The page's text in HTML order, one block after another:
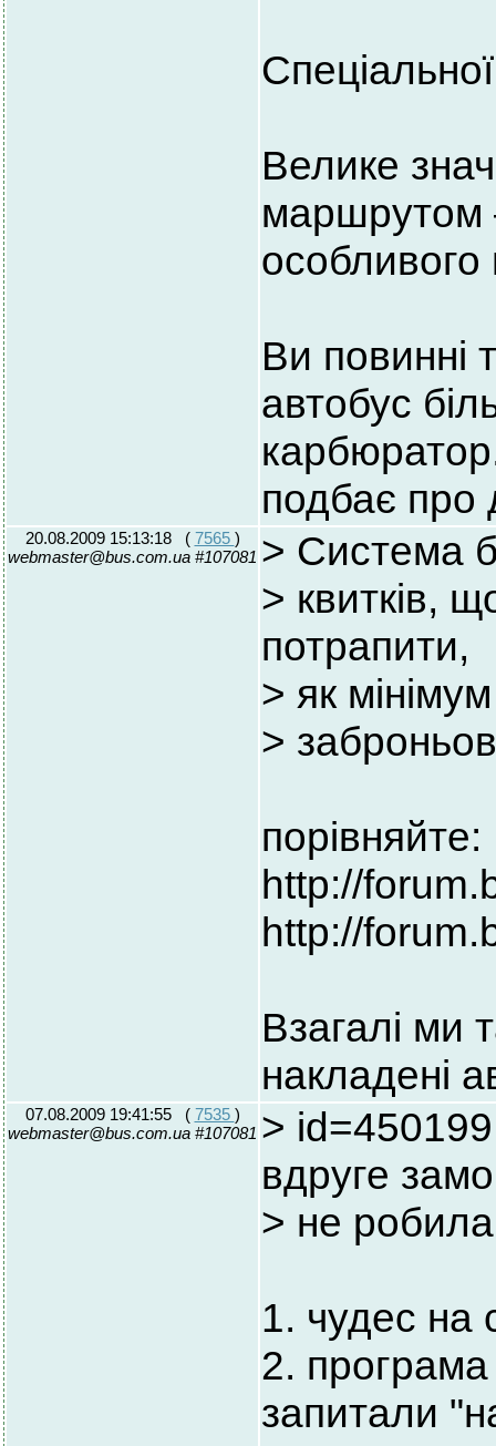
Велике
маршрутом
особливого
Ви повинні
автобус
подбає про
20.08.2009 15:13:18 ( 7565 )
webmaster@bus.com.ua #107081 > Система
> квитків,
потрапити,
> як
>
порівняйте:
http://
http://
Взагалі ми
накладені
07.08.2009 19:41:55 ( 7535 )
webmaster@bus.com.ua #107081 >
вдруге
> не
1. чудес на
2.
запитали